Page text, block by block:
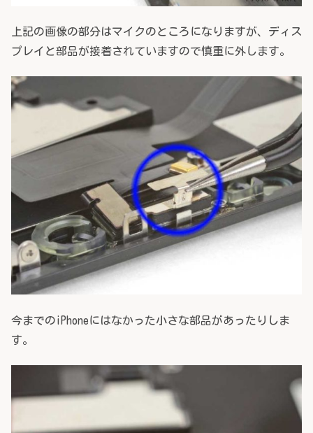
上記の画像の部分はマイクのところになりますが、ディス
プレイと部品が接着されていますので慎重に外します。
今までのiPhoneにはなかった小さな部品があったりしま
す。